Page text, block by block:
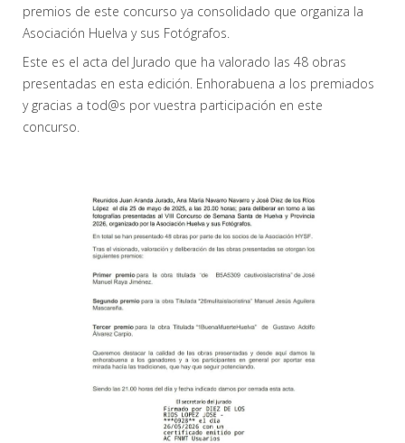
premios de este concurso ya consolidado que organiza la
Asociación Huelva y sus Fotógrafos.
Este es el acta del Jurado que ha valorado las 48 obras
presentadas en esta edición. Enhorabuena a los premiados
y gracias a tod@s por vuestra participación en este
concurso.